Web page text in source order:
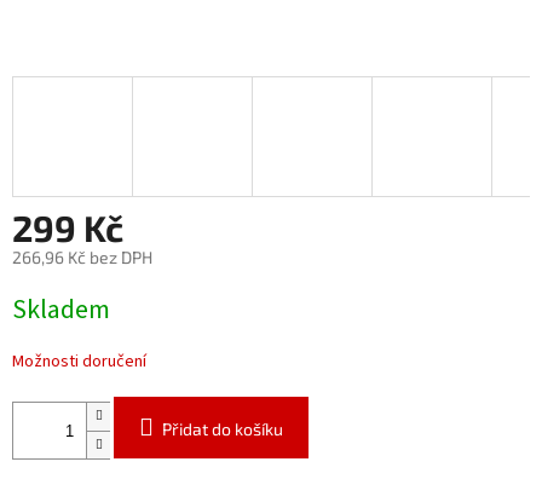
299 Kč
266,96 Kč bez DPH
cena:
Skladem
Možnosti doručení
Přidat do košíku